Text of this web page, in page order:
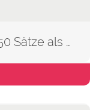
Selbstdurchschreibesätze 50 Sätze als Block